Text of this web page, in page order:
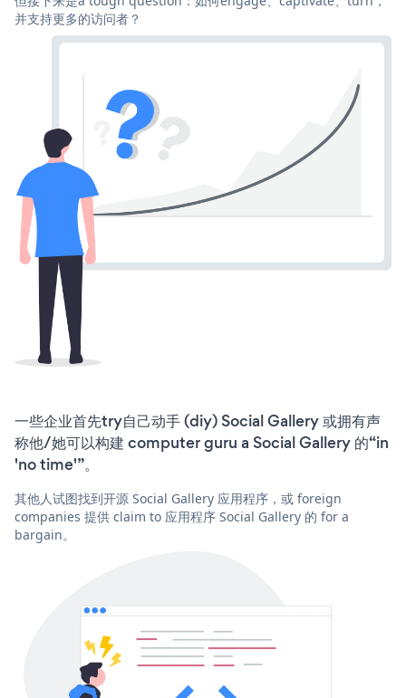
并支持更多的访问者？
一些企业首先try自己动手 (diy) Social Gallery 或拥有声
称他/她可以构建 computer guru a Social Gallery 的“in
'no time'”。
其他人试图找到开源 Social Gallery 应用程序，或 foreign
companies 提供 claim to 应用程序 Social Gallery 的 for a
bargain。